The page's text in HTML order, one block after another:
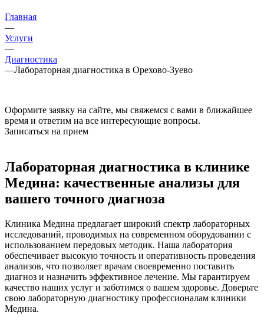
Главная
—
Услуги
—
Диагностика
—Лабораторная диагностика в Орехово-Зуево
Оформите заявку на сайте, мы свяжемся с вами в ближайшее
время и ответим на все интересующие вопросы.
Записаться на прием
Лабораторная диагностика в клинике
Медина: качественные анализы для
вашего точного диагноза
Клиника Медина предлагает широкий спектр лабораторных
исследований, проводимых на современном оборудовании с
использованием передовых методик. Наша лаборатория
обеспечивает высокую точность и оперативность проведения
анализов, что позволяет врачам своевременно поставить
диагноз и назначить эффективное лечение. Мы гарантируем
качество наших услуг и заботимся о вашем здоровье. Доверьте
свою лабораторную диагностику профессионалам клиники
Медина.